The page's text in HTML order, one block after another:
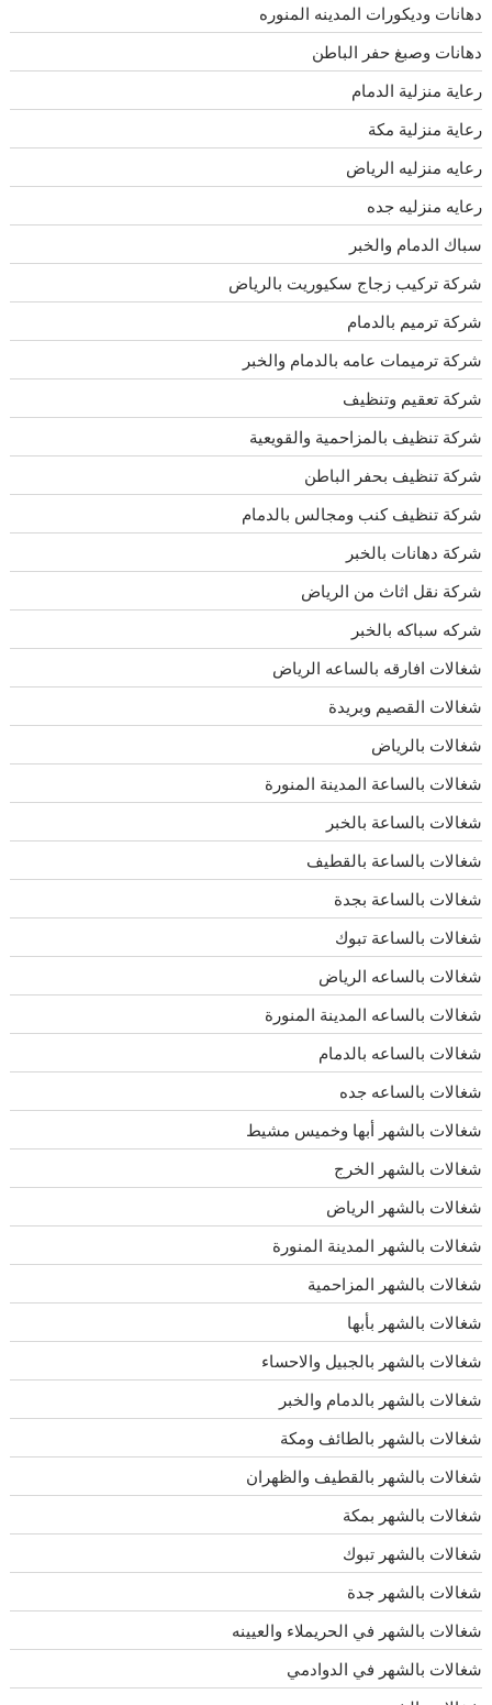
دهانات وديكورات المدينه المنوره
دهانات وصبغ حفر الباطن
رعاية منزلية الدمام
رعاية منزلية مكة
رعايه منزليه الرياض
رعايه منزليه جده
سباك الدمام والخبر
شركة تركيب زجاج سكيوريت بالرياض
شركة ترميم بالدمام
شركة ترميمات عامه بالدمام والخبر
شركة تعقيم وتنظيف
شركة تنظيف بالمزاحمية والقويعية
شركة تنظيف بحفر الباطن
شركة تنظيف كنب ومجالس بالدمام
شركة دهانات بالخبر
شركة نقل اثاث من الرياض
شركه سباكه بالخبر
شغالات افارقه بالساعه الرياض
شغالات القصيم وبريدة
شغالات بالرياض
شغالات بالساعة المدينة المنورة
شغالات بالساعة بالخبر
شغالات بالساعة بالقطيف
شغالات بالساعة بجدة
شغالات بالساعة تبوك
شغالات بالساعه الرياض
شغالات بالساعه المدينة المنورة
شغالات بالساعه بالدمام
شغالات بالساعه جده
شغالات بالشهر أبها وخميس مشيط
شغالات بالشهر الخرج
شغالات بالشهر الرياض
شغالات بالشهر المدينة المنورة
شغالات بالشهر المزاحمية
شغالات بالشهر بأبها
شغالات بالشهر بالجبيل والاحساء
شغالات بالشهر بالدمام والخبر
شغالات بالشهر بالطائف ومكة
شغالات بالشهر بالقطيف والظهران
شغالات بالشهر بمكة
شغالات بالشهر تبوك
شغالات بالشهر جدة
شغالات بالشهر في الحريملاء والعيينه
شغالات بالشهر في الدوادمي